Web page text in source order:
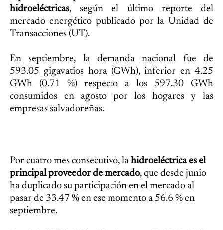
hidroeléctricas, según el último reporte del
mercado energético publicado por la Unidad de
Transacciones (UT).
En septiembre, la demanda nacional fue de
593.05 gigavatios hora (GWh), inferior en 4.25
GWh (0.71 %) respecto a los 597.30 GWh
consumidos en agosto por los hogares y las
empresas salvadoreñas.
Por cuatro mes consecutivo, la hidroeléctrica es el
principal proveedor de mercado, que desde junio
ha duplicado su participación en el mercado al
pasar de 33.47 % en ese momento a 56.6 % en
septiembre.